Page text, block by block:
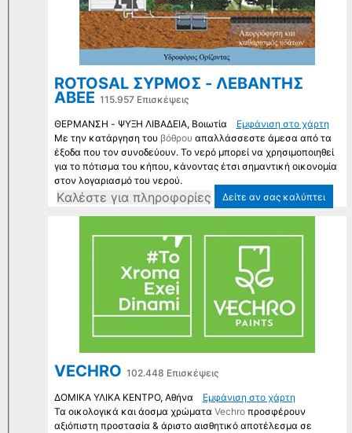
ROTOSAL ΣΥΡΜΟΣ - ΛΕΒΑΝΤΗΣ
ΑΒΕΕ 115.957 Επισκέψεις
Εμφάνιση στο χάρτη
Με την κατάργηση του βόθρου απαλλάσσεστε άμεσα από τα
έξοδα που τον συνοδεύουν. Το νερό μπορεί να χρησιμοποιηθεί
για το πότισμα του κήπου, κάνοντας έτσι σημαντική οικονομία
στον λογαριασμό του νερού.
Kαλέστε για πληροφορίες Δείτε αν σας καλύπτει
VECHRO 102.448 Επισκέψεις
Εμφάνιση στο χάρτη
Τα οικολογικά και άοσμα χρώματα Vechroπροσφέρουν
αξιόπιστη προστασία & άριστο αισθητικό αποτέλεσμα σε